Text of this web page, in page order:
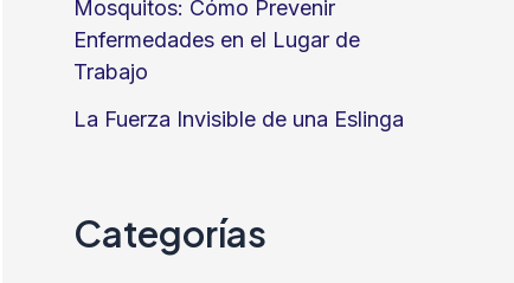
Mosquitos: Cómo Prevenir
Enfermedades en el Lugar de
Trabajo
La Fuerza Invisible de una Eslinga
Categorías